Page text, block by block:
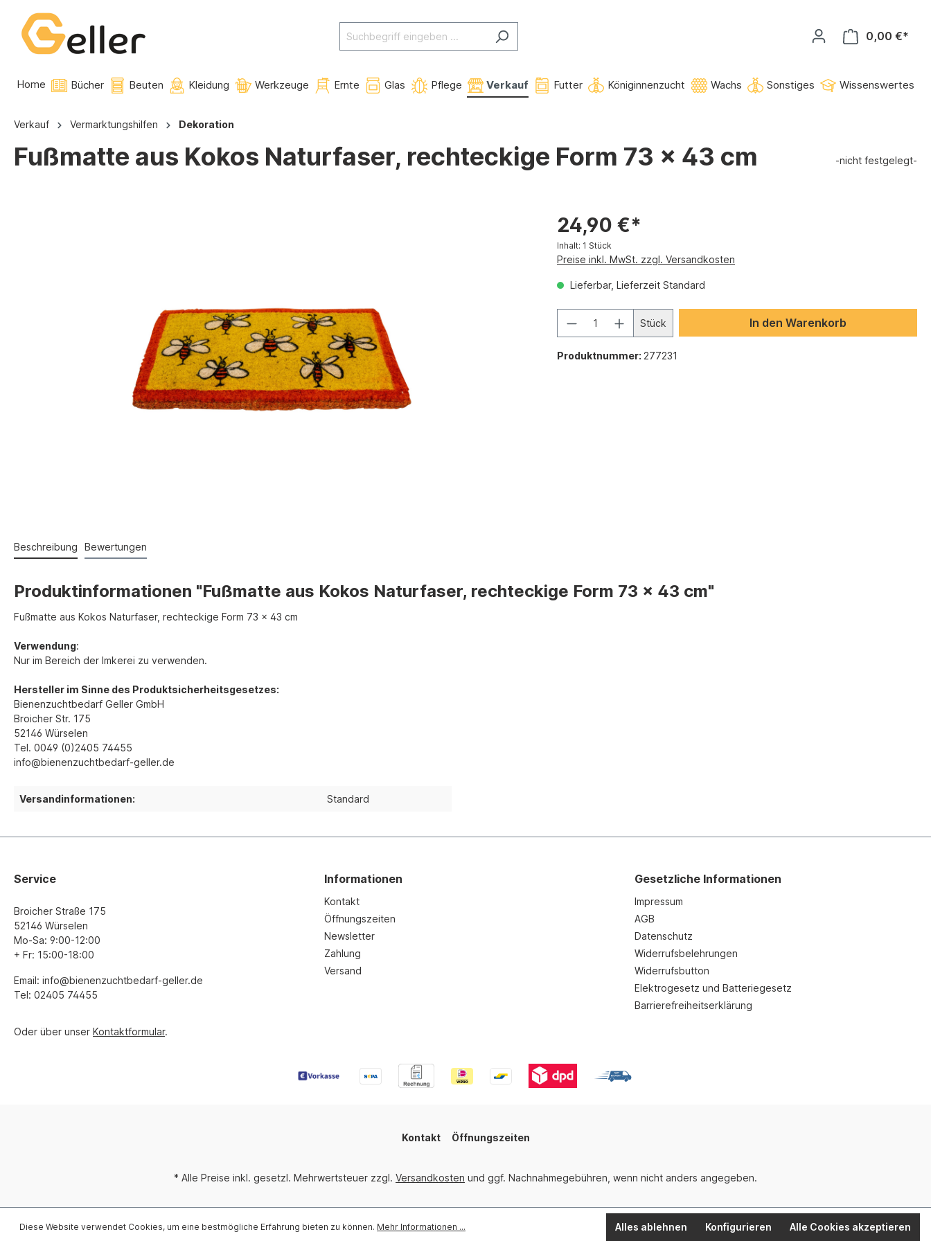
0,00 €*
Home Bücher Beuten Kleidung Werkzeuge Ernte Glas Pflege Verkauf Futter Königinnenzucht Wachs Sonstiges Wissenswertes
Verkauf Vermarktungshilfen Dekoration
Fußmatte aus Kokos Naturfaser, rechteckige Form 73 x 43 cm -nicht festgelegt-
24,90 €*
Inhalt: 1 Stück
Preise inkl. MwSt. zzgl. Versandkosten
Lieferbar, Lieferzeit Standard
Stück In den Warenkorb
Produktnummer: 277231
Beschreibung Bewertungen
Produktinformationen "Fußmatte aus Kokos Naturfaser, rechteckige Form 73 x 43 cm"
Fußmatte aus Kokos Naturfaser, rechteckige Form 73 x 43 cm
Verwendung:
Nur im Bereich der Imkerei zu verwenden.
Hersteller im Sinne des Produktsicherheitsgesetzes:
Bienenzuchtbedarf Geller GmbH
Broicher Str. 175
52146 Würselen
Tel. 0049 (0)2405 74455
info@bienenzuchtbedarf-geller.de
Versandinformationen: Standard
Service
Broicher Straße 175
52146 Würselen
Mo-Sa: 9:00-12:00
+ Fr: 15:00-18:00
Email: info@bienenzuchtbedarf-geller.de
Tel: 02405 74455
Oder über unser Kontaktformular.
Informationen
Kontakt
Öffnungszeiten
Newsletter
Zahlung
Versand
Gesetzliche Informationen
Impressum
AGB
Datenschutz
Widerrufsbelehrungen
Widerrufsbutton
Elektrogesetz und Batteriegesetz
Barrierefreiheitserklärung
Kontakt Öffnungszeiten
* Alle Preise inkl. gesetzl. Mehrwertsteuer zzgl. Versandkosten und ggf. Nachnahmegebühren, wenn nicht anders angegeben.
Diese Website verwendet Cookies, um eine bestmögliche Erfahrung bieten zu können. Mehr Informationen ... Alles ablehnen Konfigurieren Alle Cookies akzeptieren